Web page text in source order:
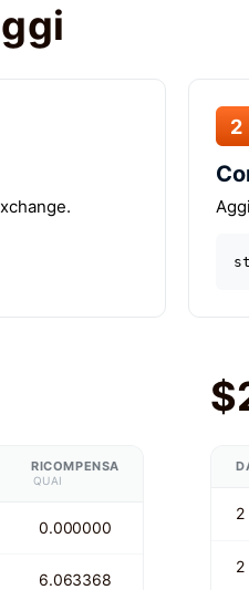
2
RICOMPENSA
QUAI
0.000000
6.063368
2
2